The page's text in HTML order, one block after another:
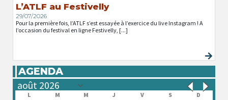
L’ATLF au Festivelly
29/07/2026
Pour la première fois, l’ATLF s’est essayée à l’exercice du live Instagram ! A
l’occasion du festival en ligne Festivelly, [...]
AGENDA
L M M J V S D